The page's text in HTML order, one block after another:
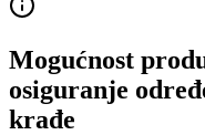
Mogućnost
osiguranje
krađe